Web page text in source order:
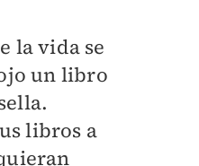
la vida se
un libro
libros a